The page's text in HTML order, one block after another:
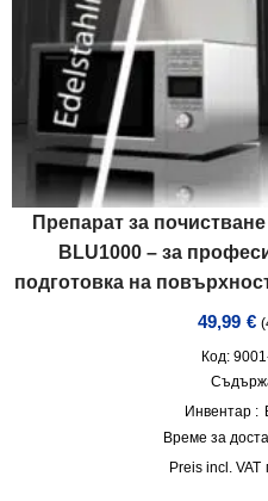
Препарат за
BLU1000 – за
подготовка на
49,99 € (
Код:
Инвентар :
Време за
incl. VAT